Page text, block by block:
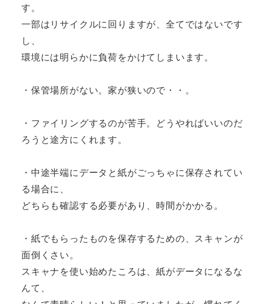
す。
一部はリサイクルに回りますが、全てではないです
し、
環境には明らかに負荷をかけてしまいます。
・保管場所がない。家が狭いので・・。
・ファイリングするのが苦手。どうやればいいのだ
ろうと途方にくれます。
・中途半端にデータと紙がごっちゃに保存されてい
る場合に、
どちらも確認する必要があり、時間がかかる。
・紙でもらったものを保存するための、スキャンが
面倒くさい。
スキャナを使い始めたころは、紙がデータになるな
んて、